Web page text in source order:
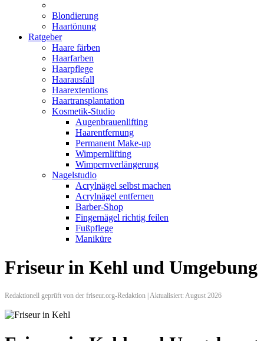
Blondierung
Haartönung
Ratgeber
Haare färben
Haarfarben
Haarpflege
Haarausfall
Haarextentions
Haartransplantation
Kosmetik-Studio
Augenbrauenlifting
Haarentfernung
Permanent Make-up
Wimpernlifting
Wimpernverlängerung
Nagelstudio
Acrylnägel selbst machen
Acrylnägel entfernen
Barber-Shop
Fingernägel richtig feilen
Fußpflege
Maniküre
Friseur in Kehl und Umgebung
Redaktionell geprüft von der friseur.org-Redaktion | Aktualisiert: August 2026